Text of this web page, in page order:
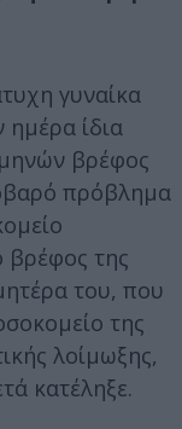
γυναίκα
ίδια
βρέφος
πρόβλημα
βρέφος της
του, που
της
λοίμωξης,
κατέληξε.